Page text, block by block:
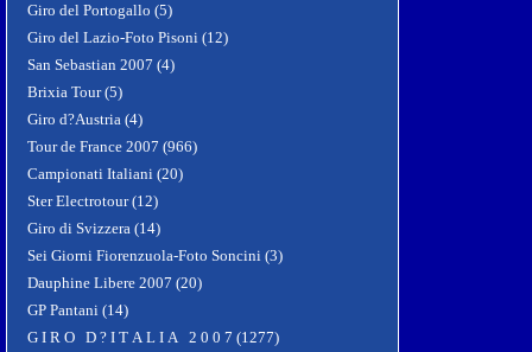
Giro del Portogallo (5)
Giro del Lazio-Foto Pisoni (12)
San Sebastian 2007 (4)
Brixia Tour (5)
Giro d?Austria (4)
Tour de France 2007 (966)
Campionati Italiani (20)
Ster Electrotour (12)
Giro di Svizzera (14)
Sei Giorni Fiorenzuola-Foto Soncini (3)
Dauphine Libere 2007 (20)
GP Pantani (14)
G I R O D ? I T A L I A 2 0 0 7 (1277)